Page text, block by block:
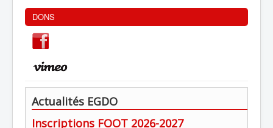
DONS
Actualités EGDO
Inscriptions FOOT 2026-2027